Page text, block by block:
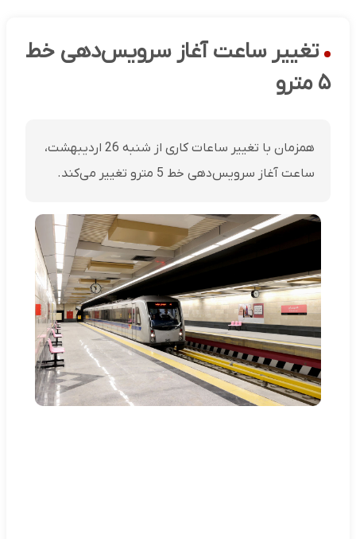
تغییر ساعت آغاز سرویس‌دهی خط
۵ مترو
همزمان با تغییر ساعات کاری از شنبه 26 اردیبهشت،
ساعت آغاز سرویس‌دهی خط 5 مترو تغییر می‌کند.